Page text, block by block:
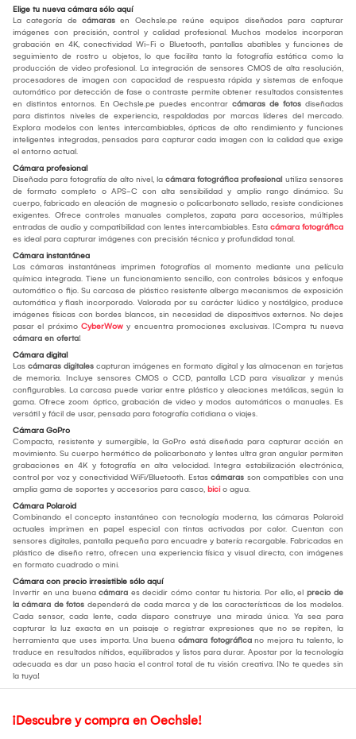
Elige tu nueva cámara sólo aquí
La categoría de cámaras en Oechsle.pe reúne equipos diseñados para capturar
imágenes con precisión, control y calidad profesional. Muchos modelos incorporan
grabación en 4K, conectividad Wi-Fi o Bluetooth, pantallas abatibles y funciones de
seguimiento de rostro u objetos, lo que facilita tanto la fotografía estática como la
producción de video profesional. La integración de sensores CMOS de alta resolución,
procesadores de imagen con capacidad de respuesta rápida y sistemas de enfoque
automático por detección de fase o contraste permite obtener resultados consistentes
en distintos entornos. En Oechsle.pe puedes encontrar cámaras de fotos diseñadas
para distintos niveles de experiencia, respaldadas por marcas líderes del mercado.
Explora modelos con lentes intercambiables, ópticas de alto rendimiento y funciones
inteligentes integradas, pensados para capturar cada imagen con la calidad que exige
el entorno actual.
Cámara profesional
Diseñada para fotografía de alto nivel, la cámara fotográfica profesional utiliza sensores
de formato completo o APS-C con alta sensibilidad y amplio rango dinámico. Su
cuerpo, fabricado en aleación de magnesio o policarbonato sellado, resiste condiciones
exigentes. Ofrece controles manuales completos, zapata para accesorios, múltiples
entradas de audio y compatibilidad con lentes intercambiables. Esta cámara fotográfica
es ideal para capturar imágenes con precisión técnica y profundidad tonal.
Cámara instantánea
Las cámaras instantáneas imprimen fotografías al momento mediante una película
química integrada. Tiene un funcionamiento sencillo, con controles básicos y enfoque
automático o fijo. Su carcasa de plástico resistente alberga mecanismos de exposición
automática y flash incorporado. Valorada por su carácter lúdico y nostálgico, produce
imágenes físicas con bordes blancos, sin necesidad de dispositivos externos. No dejes
pasar el próximo CyberWow y encuentra promociones exclusivas. ¡Compra tu nueva
cámara en oferta!
Cámara digital
Las cámaras digitales capturan imágenes en formato digital y las almacenan en tarjetas
de memoria. Incluye sensores CMOS o CCD, pantalla LCD para visualizar y menús
configurables. La carcasa puede variar entre plástico y aleaciones metálicas, según la
gama. Ofrece zoom óptico, grabación de video y modos automáticos o manuales. Es
versátil y fácil de usar, pensada para fotografía cotidiana o viajes.
Cámara GoPro
Compacta, resistente y sumergible, la GoPro está diseñada para capturar acción en
movimiento. Su cuerpo hermético de policarbonato y lentes ultra gran angular permiten
grabaciones en 4K y fotografía en alta velocidad. Integra estabilización electrónica,
control por voz y conectividad WiFi/Bluetooth. Estas cámaras son compatibles con una
amplia gama de soportes y accesorios para casco, bicio agua.
Cámara Polaroid
Combinando el concepto instantáneo con tecnología moderna, las cámaras Polaroid
actuales imprimen en papel especial con tintas activadas por calor. Cuentan con
sensores digitales, pantalla pequeña para encuadre y batería recargable. Fabricadas en
plástico de diseño retro, ofrecen una experiencia física y visual directa, con imágenes
en formato cuadrado o mini.
Cámara con precio irresistible sólo aquí
Invertir en una buena cámara es decidir cómo contar tu historia. Por ello, el precio de
la cámara de fotos dependerá de cada marca y de las características de los modelos.
Cada sensor, cada lente, cada disparo construye una mirada única. Ya sea para
capturar la luz exacta en un paisaje o registrar expresiones que no se repiten, la
herramienta que uses importa. Una buena cámara fotográfica no mejora tu talento, lo
traduce en resultados nítidos, equilibrados y listos para durar. Apostar por la tecnología
adecuada es dar un paso hacia el control total de tu visión creativa. ¡No te quedes sin
la tuya!
¡Descubre y compra en Oechsle!